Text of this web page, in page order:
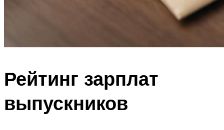
Рейтинг зарплат
выпускников